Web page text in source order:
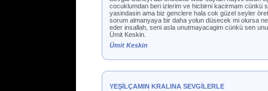
cocuklumdan beri izlerim ve hicbirni kacirmam cünkü
yasindasin ama biz genclere hala cok güzel seyler
sorum almanyaya bir daha yolun düsecek mi olursa
eder insallah, seni asla unutmayacagim cünkü sen
Ümit Keskin.
Ümit Keskin
YEŞİLÇAMIN KRALINA SEVGİLERLE